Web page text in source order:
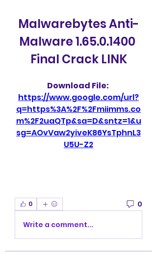
Malwarebytes Anti-
Malware 1.65.0.1400
Final Crack LINK
https://www.google.com/url?
q=https%3A%2F%2Fmiimms.co
m%2F2uaQTp&sa=D&sntz=1&u
sg=AOvVaw2yiveK86YsTphnL3
U5U-Z2
0 0
Write a comment...